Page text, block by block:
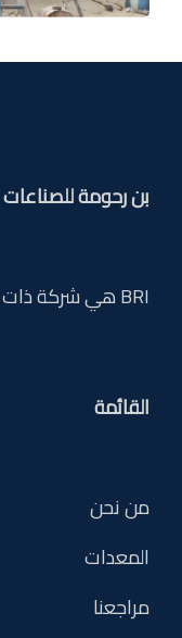
بن رحومة للصناعات
BRI هي شركة ذات مسؤولية محدودة
القائمة
من نحن
المعدات
مراجعنا